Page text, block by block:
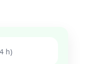
h)